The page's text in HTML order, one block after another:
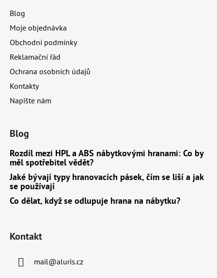
Blog
Moje objednávka
Obchodní podmínky
Reklamační řád
Ochrana osobních údajů
Kontakty
Napište nám
Blog
Rozdíl mezi HPL a ABS nábytkovými hranami: Co by
měl spotřebitel vědět?
Jaké bývají typy hranovacích pásek, čím se liší a jak
se používají
Co dělat, když se odlupuje hrana na nábytku?
Kontakt
mail@aluris.cz